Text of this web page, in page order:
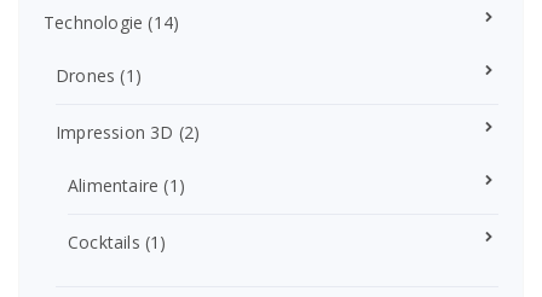
Technologie (14)
Drones (1)
Impression 3D (2)
Alimentaire (1)
Cocktails (1)